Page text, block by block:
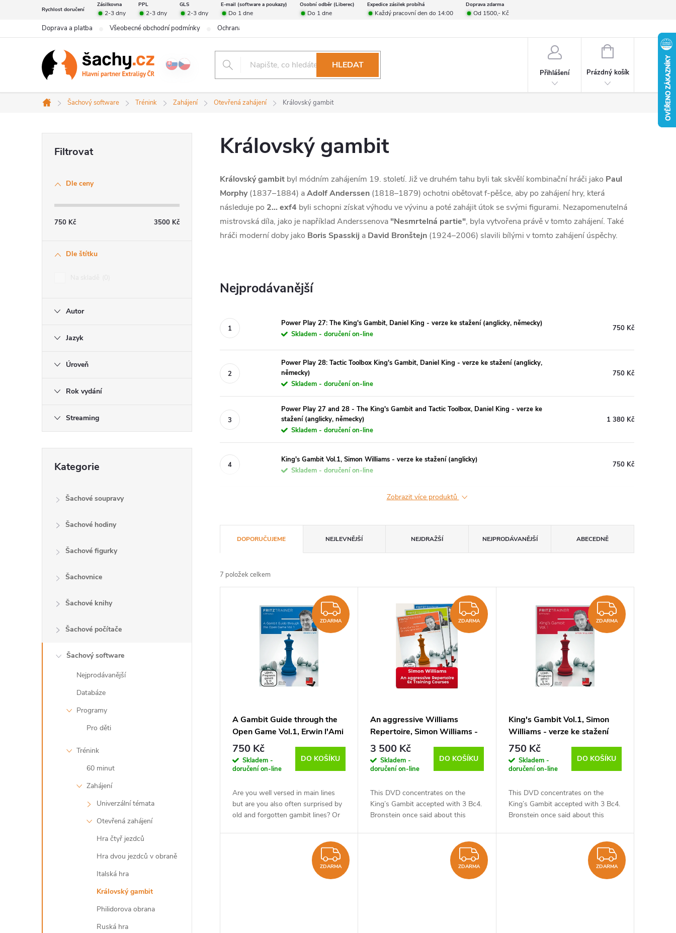
obsah
Rychlost doručení
Zásilkovna PPL GLS E-mail (software a poukazy) Osobní odběr (Liberec) Expedice zásilek probíhá Doprava zdarma
2-3 dny 2-3 dny 2-3 dny Do 1 dne Do 1 dne Každý pracovní den do 14:00 Od 1500,- Kč
Doprava a platba Všeobecné obchodní podmínky Ochrana osobních údajů
HLEDAT
Přihlášení
NÁKUPNÍ
Prázdný košík
Domů
Šachový software Trénink Zahájení Otevřená zahájení Královský gambit
e
Dle ceny
750 Kč 3500 Kč
Dle štítku
Autor
Jazyk
Úroveň
Rok vydání
Streaming
kategorie
Kategorie
Šachové soupravy
Šachové hodiny
Šachové figurky
Šachovnice
Šachové knihy
Šachové počítače
Šachový software
Nejprodávanější
Databáze
Programy
Pro děti
Trénink
60 minut
Zahájení
Univerzální témata
Otevřená zahájení
Hra čtyř jezdců
Hra dvou jezdců v obraně
Italská hra
Královský gambit
Philidorova obrana
Ruská hra
Královský gambit
Královský gambit byl módním zahájením 19. století. Již ve druhém tahu byli tak skvělí kombinační hráči jako Paul
Morphy(1837–1884) aAdolf Anderssen (1818–1879) ochotni obětovat f-pěšce, aby po zahájení hry, která
následuje po 2... exf4 byli schopni získat výhodu ve vývinu a poté zahájit útok se svými figurami. Nezapomenutelná
mistrovská díla, jako je například Anderssenova"Nesmrtelná partie", byla vytvořena právě v tomto zahájení. Také
hráči moderní doby jako Boris Spasskij a David Bronštejn (1924–2006) slavili bílými v tomto zahájení úspěchy.
Nejprodávanější
Power Play 27: The King's Gambit, Daniel King - verze ke stažení (anglicky, německy)
Skladem - doručení on-line
750 Kč
Power Play 28: Tactic Toolbox King's Gambit, Daniel King - verze ke stažení (anglicky,
německy)
Skladem - doručení on-line
750 Kč
Power Play 27 and 28 - The King's Gambit and Tactic Toolbox, Daniel King - verze ke
stažení (anglicky, německy)
Skladem - doručení on-line
1 380 Kč
King's Gambit Vol.1, Simon Williams - verze ke stažení (anglicky)
Skladem - doručení on-line
750 Kč
Zobrazit více produktů
a
z
t
DOPORUČUJEME NEJLEVNĚJŠÍ NEJDRAŽŠÍ NEJPRODÁVANĚJŠÍ ABECEDNĚ
7 položek celkem
ZDARMA
ZDARMA
A Gambit Guide through the
Open Game Vol.1, Erwin l'Ami
- verze ke stažení (anglicky)
750 Kč
Skladem -
doručení on-line
DO KOŠÍKU
Are you well versed in main lines
but are you also often surprised by
old and forgotten gambit lines? Or
ZDARMA
ZDARMA
An aggressive Williams
Repertoire, Simon Williams -
verze ke stažení (anglicky)
3 500 Kč
Skladem -
doručení on-line
DO KOŠÍKU
This DVD concentrates on the
King’s Gambit accepted with 3 Bc4.
Bronstein once said about this
ZDARMA
King's Gambit Vol.1, Simon
Williams - verze ke stažení
(anglicky)
750 Kč
Skladem -
doručení on-line
DO KOŠÍKU
This DVD concentrates on the
King’s Gambit accepted with 3 Bc4.
Bronstein once said about this
ZDARMA
ZDARMA
ZDARMA
ZDARMA ZDARMA